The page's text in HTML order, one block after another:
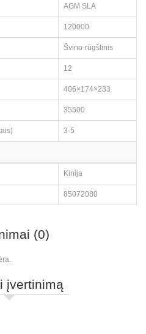
AGM SLA
120000
Švino-rūgštinis
12
406×174×233
35500
3-5
Kinija
85072080
(0)
įvertinimą